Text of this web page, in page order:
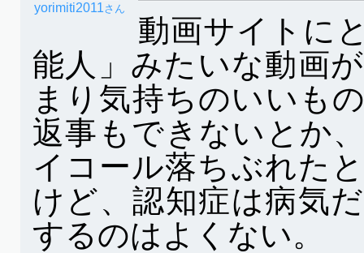
yorimiti2011さん
動画サイトに
能人」みたいな動画
まり気持ちのいいも
返事もできないとか
イコール落ちぶれた
けど、認知症は病気
するのはよくない。